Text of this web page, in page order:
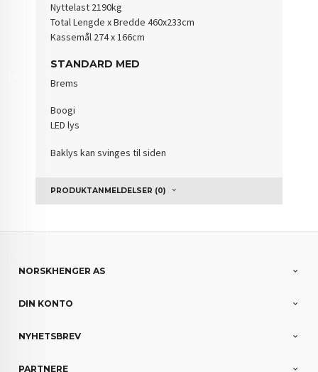
Nyttelast 2190kg
Total Lengde x Bredde 460x233cm
Kassemål 274 x 166cm
STANDARD MED
Brems
Boogi
LED lys
Baklys kan svinges til siden
PRODUKTANMELDELSER (0)
NORSKHENGER AS
DIN KONTO
NYHETSBREV
PARTNERE